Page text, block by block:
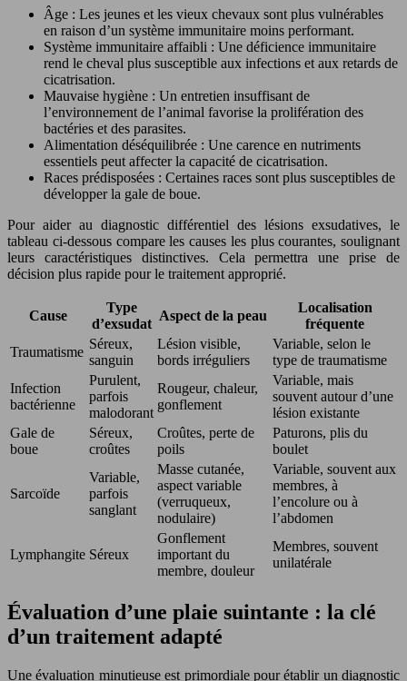
Âge : Les jeunes et les vieux chevaux sont plus vulnérables
en raison d’un système immunitaire moins performant.
Système immunitaire affaibli : Une déficience immunitaire
rend le cheval plus susceptible aux infections et aux retards de
cicatrisation.
Mauvaise hygiène : Un entretien insuffisant de
l’environnement de l’animal favorise la prolifération des
bactéries et des parasites.
Alimentation déséquilibrée : Une carence en nutriments
essentiels peut affecter la capacité de cicatrisation.
Races prédisposées : Certaines races sont plus susceptibles de
développer la gale de boue.
Pour aider au diagnostic différentiel des lésions exsudatives, le
tableau ci-dessous compare les causes les plus courantes, soulignant
leurs caractéristiques distinctives. Cela permettra une prise de
décision plus rapide pour le traitement approprié.
Cause
Type
d’exsudat
Aspect de la peau
Localisation
fréquente
Traumatisme
Séreux,
sanguin
Lésion visible,
bords irréguliers
Variable, selon le
type de traumatisme
Infection
bactérienne
Purulent,
parfois
malodorant
Rougeur, chaleur,
gonflement
Variable, mais
souvent autour d’une
lésion existante
Gale de
boue
Séreux,
croûtes
Croûtes, perte de
poils
Paturons, plis du
boulet
Sarcoïde
Variable,
parfois
sanglant
Masse cutanée,
aspect variable
(verruqueux,
nodulaire)
Variable, souvent aux
membres, à
l’encolure ou à
l’abdomen
Lymphangite Séreux
Gonflement
important du
membre, douleur
Membres, souvent
unilatérale
Évaluation d’une plaie suintante : la clé
d’un traitement adapté
Une évaluation minutieuse est primordiale pour établir un diagnostic